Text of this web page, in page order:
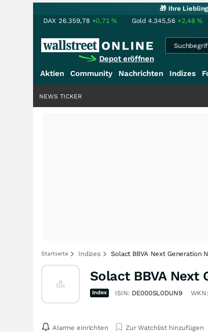
🎁 Ihre
DAX 26.359,78 +0,71% Gold 4.345,56 +2,48%
Depot eröffnen
Aktien Community Nachrichten Indizes
NEWS TICKER
Startseite Indizes Solact BBVA Next Generation
Solact BBVA Next
Index ISIN: DE000SL0DUN9 WKN:
Alarme einrichten Zur Watchlist hinzufügen